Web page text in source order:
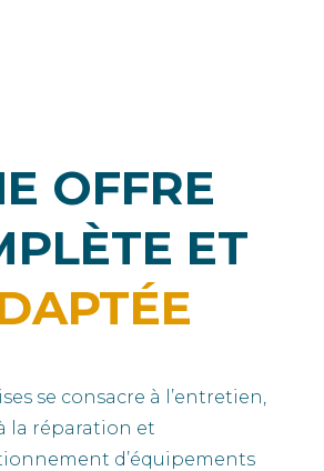
OFFRE
ET
se consacre à l’entretien,
la réparation et
d’équipements